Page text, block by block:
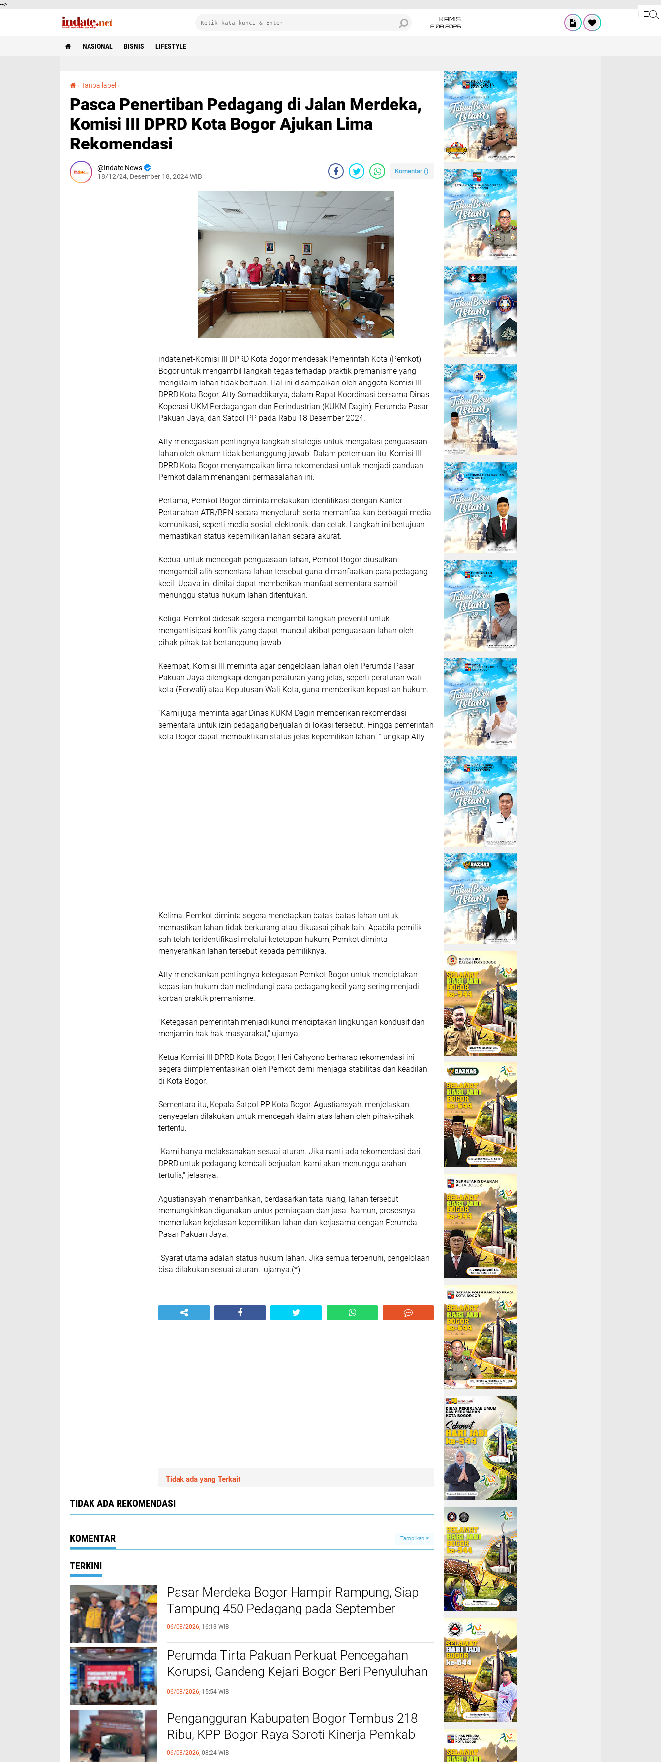
-->
KAMIS
6 08 2026
NASIONAL BISNIS LIFESTYLE
›Tanpa label ›
Pasca Penertiban Pedagang di Jalan Merdeka,
Komisi III DPRD Kota Bogor Ajukan Lima
Rekomendasi
Indate News
18/12/24, Desember 18, 2024 WIB
Komentar ()
indate.net-Komisi III DPRD Kota Bogor mendesak Pemerintah Kota (Pemkot)
Bogor untuk mengambil langkah tegas terhadap praktik premanisme yang
mengklaim lahan tidak bertuan. Hal ini disampaikan oleh anggota Komisi III
DPRD Kota Bogor, Atty Somaddikarya, dalam Rapat Koordinasi bersama Dinas
Koperasi UKM Perdagangan dan Perindustrian (KUKM Dagin), Perumda Pasar
Pakuan Jaya, dan Satpol PP pada Rabu 18 Desember 2024.
Atty menegaskan pentingnya langkah strategis untuk mengatasi penguasaan
lahan oleh oknum tidak bertanggung jawab. Dalam pertemuan itu, Komisi III
DPRD Kota Bogor menyampaikan lima rekomendasi untuk menjadi panduan
Pemkot dalam menangani permasalahan ini.
Pertama, Pemkot Bogor diminta melakukan identifikasi dengan Kantor
Pertanahan ATR/BPN secara menyeluruh serta memanfaatkan berbagai media
komunikasi, seperti media sosial, elektronik, dan cetak. Langkah ini bertujuan
memastikan status kepemilikan lahan secara akurat.
Kedua, untuk mencegah penguasaan lahan, Pemkot Bogor diusulkan
mengambil alih sementara lahan tersebut guna dimanfaatkan para pedagang
kecil. Upaya ini dinilai dapat memberikan manfaat sementara sambil
menunggu status hukum lahan ditentukan.
Ketiga, Pemkot didesak segera mengambil langkah preventif untuk
mengantisipasi konflik yang dapat muncul akibat penguasaan lahan oleh
pihak-pihak tak bertanggung jawab.
Keempat, Komisi III meminta agar pengelolaan lahan oleh Perumda Pasar
Pakuan Jaya dilengkapi dengan peraturan yang jelas, seperti peraturan wali
kota (Perwali) atau Keputusan Wali Kota, guna memberikan kepastian hukum.
“Kami juga meminta agar Dinas KUKM Dagin memberikan rekomendasi
sementara untuk izin pedagang berjualan di lokasi tersebut. Hingga pemerintah
kota Bogor dapat membuktikan status jelas kepemilikan lahan, ” ungkap Atty.
Kelima, Pemkot diminta segera menetapkan batas-batas lahan untuk
memastikan lahan tidak berkurang atau dikuasai pihak lain. Apabila pemilik
sah telah teridentifikasi melalui ketetapan hukum, Pemkot diminta
menyerahkan lahan tersebut kepada pemiliknya.
Atty menekankan pentingnya ketegasan Pemkot Bogor untuk menciptakan
kepastian hukum dan melindungi para pedagang kecil yang sering menjadi
korban praktik premanisme.
"Ketegasan pemerintah menjadi kunci menciptakan lingkungan kondusif dan
menjamin hak-hak masyarakat," ujarnya.
Ketua Komisi III DPRD Kota Bogor, Heri Cahyono berharap rekomendasi ini
segera diimplementasikan oleh Pemkot demi menjaga stabilitas dan keadilan
di Kota Bogor.
Sementara itu, Kepala Satpol PP Kota Bogor, Agustiansyah, menjelaskan
penyegelan dilakukan untuk mencegah klaim atas lahan oleh pihak-pihak
tertentu.
"Kami hanya melaksanakan sesuai aturan. Jika nanti ada rekomendasi dari
DPRD untuk pedagang kembali berjualan, kami akan menunggu arahan
tertulis," jelasnya.
Agustiansyah menambahkan, berdasarkan tata ruang, lahan tersebut
memungkinkan digunakan untuk perniagaan dan jasa. Namun, prosesnya
memerlukan kejelasan kepemilikan lahan dan kerjasama dengan Perumda
Pasar Pakuan Jaya.
"Syarat utama adalah status hukum lahan. Jika semua terpenuhi, pengelolaan
bisa dilakukan sesuai aturan," ujarnya.(*)
Tidak ada yang Terkait
TIDAK ADA REKOMENDASI
KOMENTAR Tampilkan
TERKINI
Pasar Merdeka Bogor Hampir Rampung, Siap
Tampung 450 Pedagang pada September
06/08/2026, 16:13 WIB
Perumda Tirta Pakuan Perkuat Pencegahan
Korupsi, Gandeng Kejari Bogor Beri Penyuluhan
Hukum
06/08/2026, 15:54 WIB
Pengangguran Kabupaten Bogor Tembus 218
Ribu, KPP Bogor Raya Soroti Kinerja Pemkab
06/08/2026, 08:24 WIB